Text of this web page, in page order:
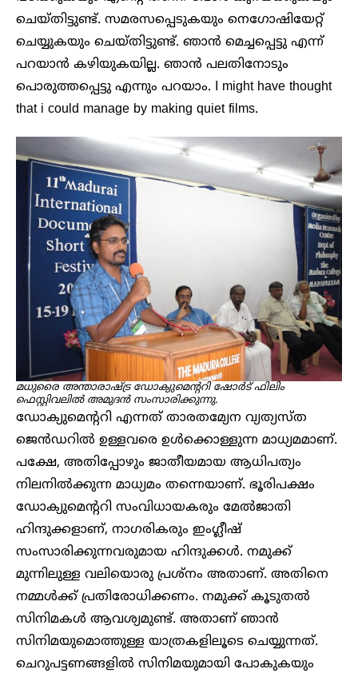
ചെയ്തിട്ടുണ്ട്. സമരസപ്പെടുകയും നെ​ഗോഷിയേറ്റ്
ചെയ്യുകയും ചെയ്തിട്ടുണ്ട്. ഞാൻ മെച്ചപ്പെട്ടു എന്ന്
പറയാൻ കഴിയുകയില്ല. ഞാൻ പലതിനോടും
പൊരുത്തപ്പെട്ടു എന്നും പറയാം. I might have thought
that i could manage by making quiet films.
മധുരൈ അന്താരാഷ്ട്ര ഡോക്യുമെന്ററി ഷോർട് ഫിലിം
ഫെസ്റ്റിവലിൽ അമുദൻ സംസാരിക്കുന്നു.
ഡോക്യുമെന്ററി എന്നത് താരതമ്യേന വ്യത്യസ്ത
ജെൻഡറിൽ ഉള്ളവരെ ഉൾക്കൊള്ളുന്ന മാധ്യമമാണ്.
പക്ഷേ, അതിപ്പോഴും ജാതീയമായ ആധിപത്യം
നിലനിൽക്കുന്ന മാധ്യമം തന്നെയാണ്. ഭൂരിപക്ഷം
ഡോക്യുമെന്ററി സംവിധായകരും മേൽജാതി
ഹിന്ദുക്കളാണ്, നാഗരികരും ഇംഗ്ലീഷ്
സംസാരിക്കുന്നവരുമായ ഹിന്ദുക്കൾ. നമുക്ക്
മുന്നിലുള്ള വലിയൊരു പ്രശ്‌നം അതാണ്. അതിനെ
നമ്മൾക്ക് പ്രതിരോധിക്കണം. നമുക്ക് കൂടുതൽ
സിനിമകൾ ആവശ്യമുണ്ട്. അതാണ് ഞാൻ
സിനിമയുമൊത്തുള്ള യാത്രകളിലൂടെ ചെയ്യുന്നത്.
ചെറുപട്ടണങ്ങളിൽ സിനിമയുമായി പോകുകയും